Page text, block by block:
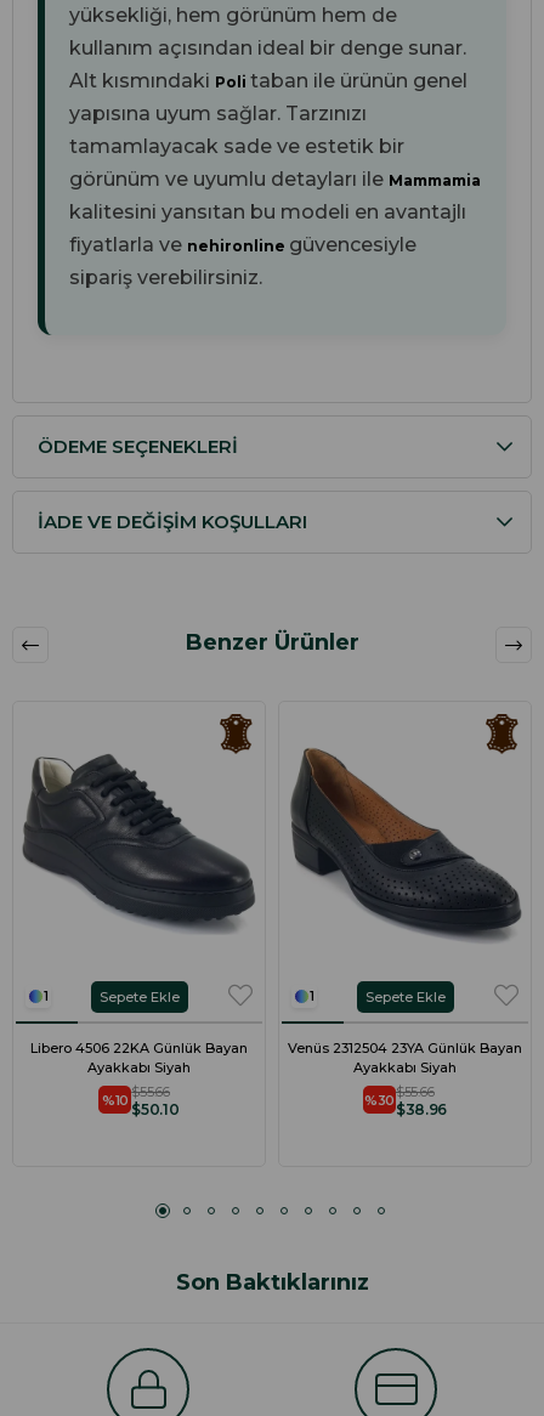
yüksekliği, hem görünüm hem de
kullanım açısından ideal bir denge sunar.
Alt kısmındaki Poli taban ile ürünün genel
yapısına uyum sağlar. Tarzınızı
tamamlayacak sade ve estetik bir
görünüm ve uyumlu detayları ile Mammamia
kalitesini yansıtan bu modeli en avantajlı
fiyatlarla ve nehironline güvencesiyle
sipariş verebilirsiniz.
ÖDEME SEÇENEKLERI
İADE VE DEĞIŞIM KOŞULLARI
Benzer Ürünler
1
Libero 4506 22KA Günlük Bayan
Ayakkabı Siyah
%10 $50.10
$55.66
Sepete Ekle 1
Venüs 2312504 23YA Günlük Bayan
Ayakkabı Siyah
%30$38.96
$55.66
Sepete Ekle
Son Baktıklarınız